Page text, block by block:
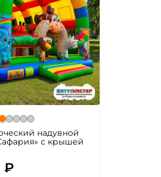
надувной
с крышей
₽